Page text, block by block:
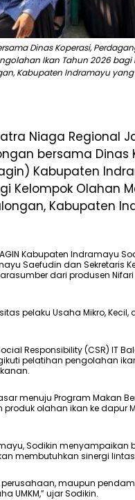
Dinas Koperasi,
Ikan Tahun 2026 bagi
Kabupaten Indramayu
Niaga Regional
bersama Dinas
Kabupaten
Kelompok Olahan
Kabupaten
Kabupaten Indramayu
Saefudin dan Sekretaris
dari produsen
pelaku Usaha Mikro, Kecil,
Responsibility (CSR) IT
pelatihan pengolahan
menuju Program Makan
olahan ikan ke dapur
Sodikin menyampaikan
membutuhkan sinergi lintas
perusahaan, maupun
UMKM,” ujar Sodikin.